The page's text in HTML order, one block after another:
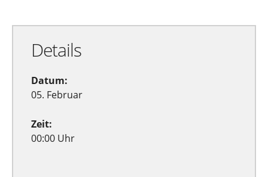
Details
Datum:
05. Februar
Zeit:
00:00 Uhr